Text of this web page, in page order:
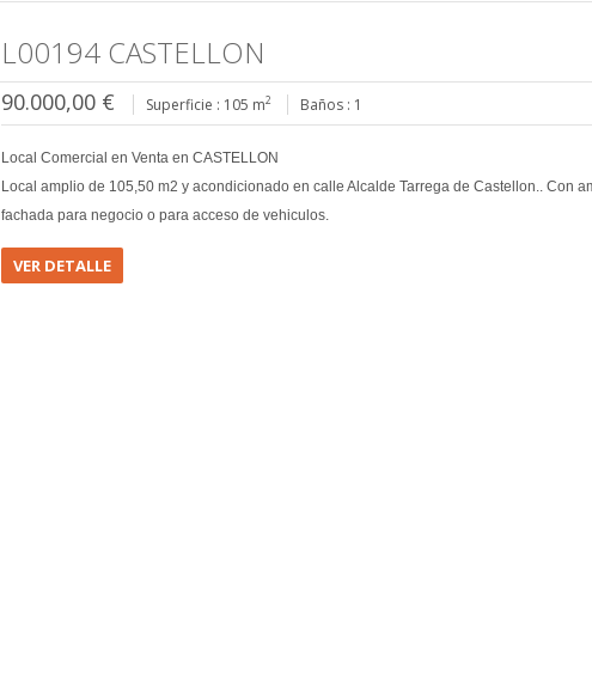
L00194 CASTELLON
90.000,00 € Superficie : 105 m2 Baños : 1
Local Comercial en Venta en CASTELLON
Local amplio de 105,50 m2 y acondicionado en calle Alcalde Tarrega de Castellon.. Con
fachada para negocio o para acceso de vehiculos.
VER DETALLE